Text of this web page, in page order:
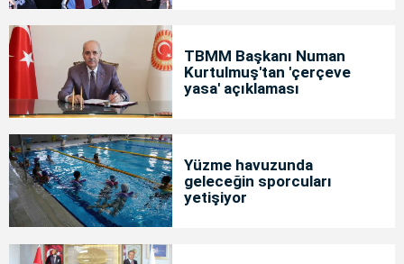
TBMM Başkanı Numan
Kurtulmuş'tan 'çerçeve
yasa' açıklaması
Yüzme havuzunda
geleceğin sporcuları
yetişiyor